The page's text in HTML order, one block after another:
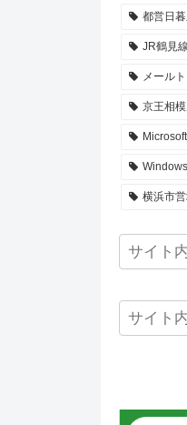
都営日
JR鶴見線
メール
京王相
横浜市